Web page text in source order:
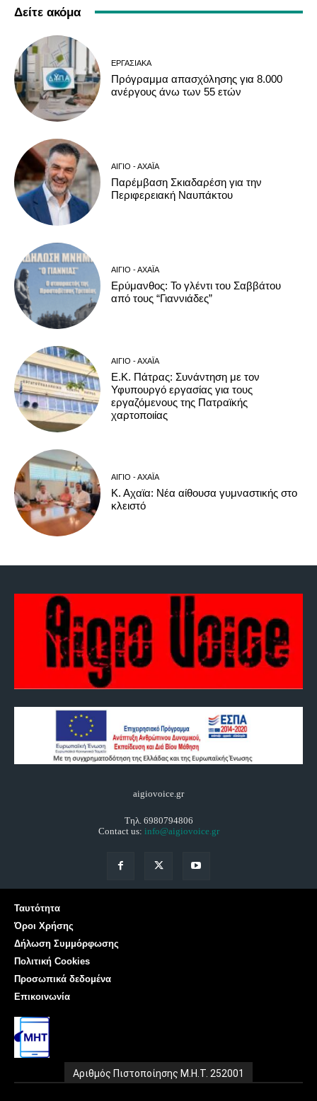
Δείτε ακόμα
ΕΡΓΑΣΙΑΚΆ
Πρόγραμμα απασχόλησης για 8.000
ανέργους άνω των 55 ετών
ΑΊΓΙΟ - ΑΧΑΪ́Α
Παρέμβαση Σκιαδαρέση για την
Περιφερειακή Ναυπάκτου
ΑΊΓΙΟ - ΑΧΑΪ́Α
Ερύμανθος: Το γλέντι του Σαββάτου
από τους “Γιαννιάδες”
ΑΊΓΙΟ - ΑΧΑΪ́Α
Ε.Κ. Πάτρας: Συνάντηση με τον
Υφυπουργό εργασίας για τους
εργαζόμενους της Πατραϊκής
χαρτοποιίας
ΑΊΓΙΟ - ΑΧΑΪ́Α
Κ. Αχαϊα: Νέα αίθουσα γυμναστικής στο
κλειστό
aigiovoice.gr
Τηλ. 6980794806
Contact us: info@aigiovoice.gr
Ταυτότητα
Όροι Χρήσης
Δήλωση Συμμόρφωσης
Πολιτική Cookies
Προσωπικά δεδομένα
Επικοινωνία
Αριθμός Πιστοποίησης Μ.Η.Τ. 252001